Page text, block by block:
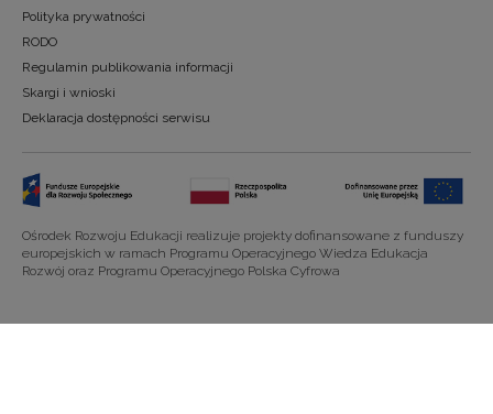
Polityka prywatności
RODO
Regulamin publikowania informacji
Skargi i wnioski
Deklaracja dostępności serwisu
Ośrodek Rozwoju Edukacji realizuje projekty dofinansowane z funduszy
europejskich w ramach Programu Operacyjnego Wiedza Edukacja
Rozwój oraz Programu Operacyjnego Polska Cyfrowa